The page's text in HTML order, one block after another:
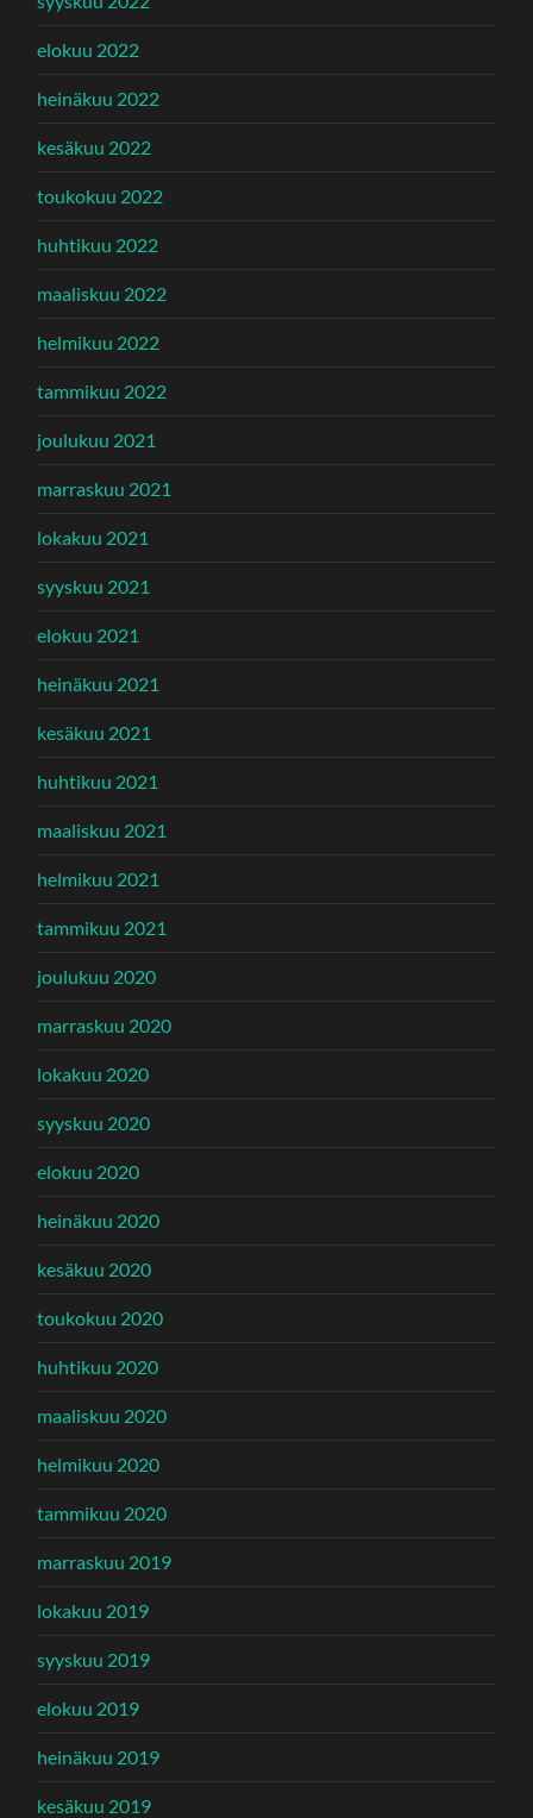
elokuu 2022
heinäkuu 2022
kesäkuu 2022
toukokuu 2022
huhtikuu 2022
maaliskuu 2022
helmikuu 2022
tammikuu 2022
joulukuu 2021
marraskuu 2021
lokakuu 2021
syyskuu 2021
elokuu 2021
heinäkuu 2021
kesäkuu 2021
huhtikuu 2021
maaliskuu 2021
helmikuu 2021
tammikuu 2021
joulukuu 2020
marraskuu 2020
lokakuu 2020
syyskuu 2020
elokuu 2020
heinäkuu 2020
kesäkuu 2020
toukokuu 2020
huhtikuu 2020
maaliskuu 2020
helmikuu 2020
tammikuu 2020
marraskuu 2019
lokakuu 2019
syyskuu 2019
elokuu 2019
heinäkuu 2019
kesäkuu 2019